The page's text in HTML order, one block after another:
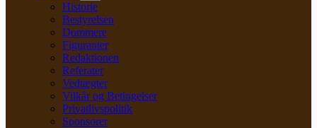
Historie
Bestyrelsen
Dommere
Figuranter
Redaktionen
Referater
Vedtægter
Vilkår og Betingelser
Privatlivspolitik
Sponsorer